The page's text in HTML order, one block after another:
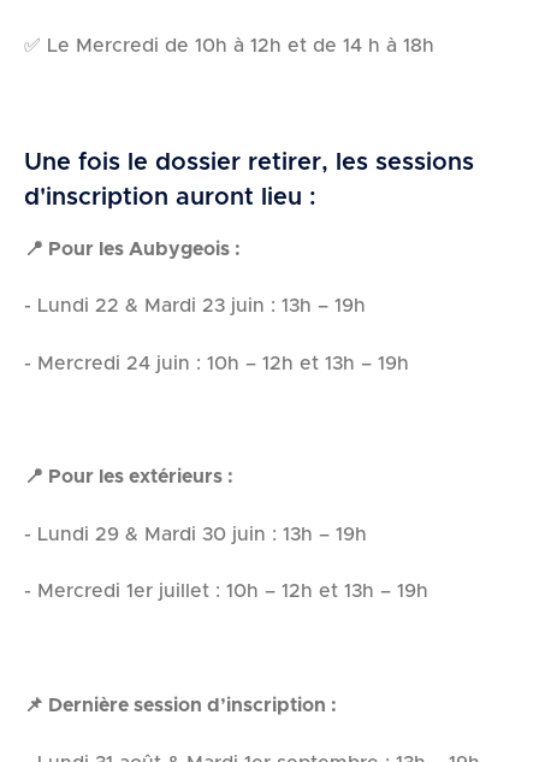
✅ Le Mercredi de 10h à 12h et de 14 h à 18h
Une fois le dossier retirer, les sessions
d'inscription auront lieu :
📍 Pour les Aubygeois :
- Lundi 22 & Mardi 23 juin : 13h – 19h
- Mercredi 24 juin : 10h – 12h et 13h – 19h
📍 Pour les extérieurs :
- Lundi 29 & Mardi 30 juin : 13h – 19h
- Mercredi 1er juillet : 10h – 12h et 13h – 19h
📌 Dernière session d’inscription :